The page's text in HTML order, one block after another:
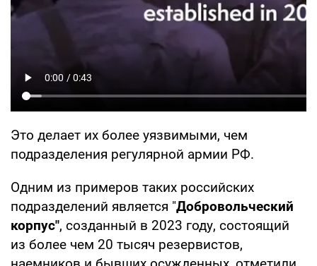
Это делает их более уязвимыми, чем
подразделения регулярной армии РФ.
Одним из примеров таких российских
подразделений является "Добровольческий
корпус", созданный в 2023 году, состоящий
из более чем 20 тысяч резервистов,